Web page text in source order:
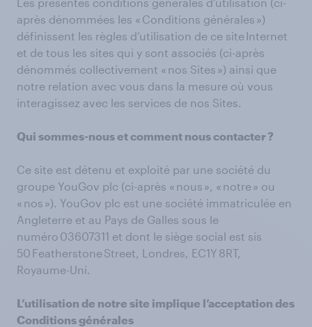
après dénommées les « Conditions générales »)
définissent les règles d’utilisation de ce site Internet
et de tous les sites qui y sont associés (ci-après
dénommés collectivement « nos Sites ») ainsi que
notre relation avec vous dans la mesure où vous
interagissez avec les services de nos Sites.
Qui sommes-nous et comment nous contacter ?
Ce site est détenu et exploité par une société du
groupe YouGov plc (ci-après « nous », « notre » ou
« nos »). YouGov plc est une société immatriculée en
Angleterre et au Pays de Galles sous le
numéro 03607311 et dont le siège social est sis
50 Featherstone Street, Londres, EC1Y 8RT,
Royaume-Uni.
L’utilisation de notre site implique l’acceptation des
Conditions générales